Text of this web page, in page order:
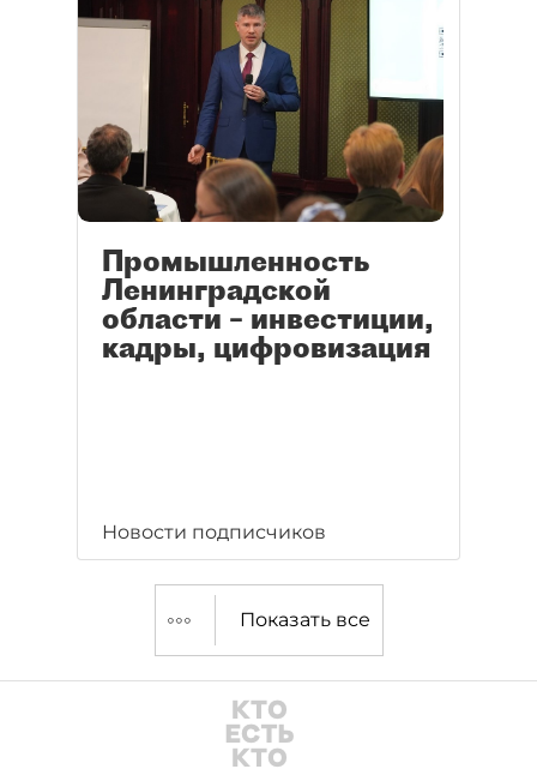
Промышленность
Ленинградской
области – инвестиции,
кадры, цифровизация
Новости подписчиков
Показать все